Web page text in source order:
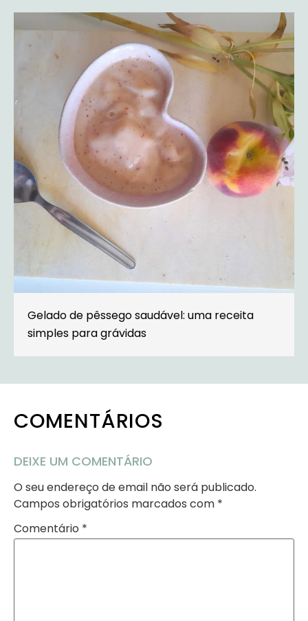
Gelado de pêssego saudável: uma receita
simples para grávidas
COMENTÁRIOS
DEIXE UM COMENTÁRIO
O seu endereço de email não será publicado.
Campos obrigatórios marcados com *
Comentário *